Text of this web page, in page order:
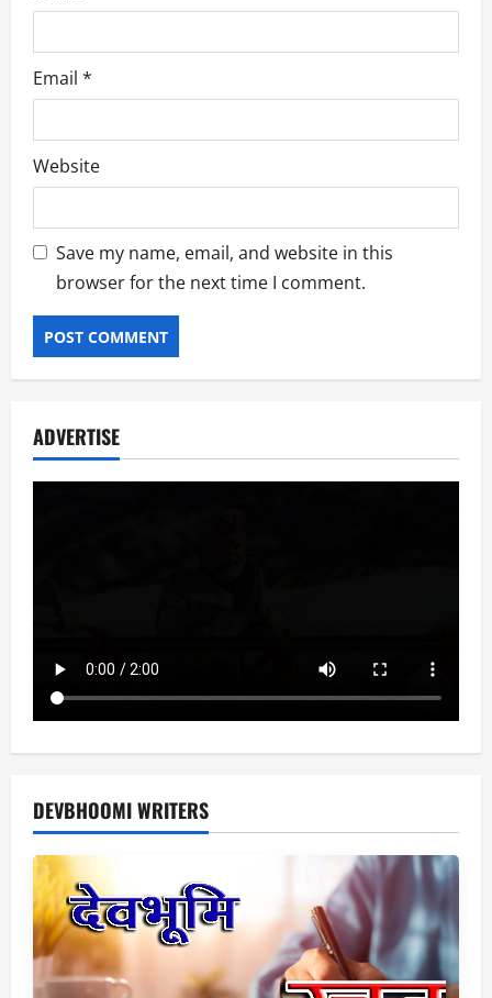
Email *
Website
Save my name, email, and website in this
browser for the next time I comment.
ADVERTISE
DEVBHOOMI WRITERS